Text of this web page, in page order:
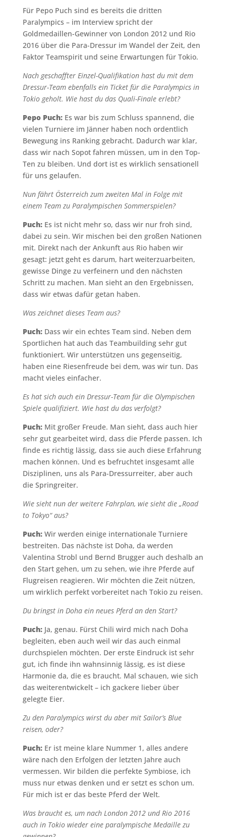
Für Pepo Puch sind es bereits die dritten
Paralympics – im Interview spricht der
Goldmedaillen-Gewinner von London 2012 und Rio
2016 über die Para-Dressur im Wandel der Zeit, den
Faktor Teamspirit und seine Erwartungen für Tokio.
Nach geschaffter Einzel-Qualifikation hast du mit dem
Dressur-Team ebenfalls ein Ticket für die Paralympics in
Tokio geholt. Wie hast du das Quali-Finale erlebt?
Pepo Puch:Es war bis zum Schluss spannend, die
vielen Turniere im Jänner haben noch ordentlich
Bewegung ins Ranking gebracht. Dadurch war klar,
dass wir nach Sopot fahren müssen, um in den Top-
Ten zu bleiben. Und dort ist es wirklich sensationell
für uns gelaufen.
Nun fährt Österreich zum zweiten Mal in Folge mit
einem Team zu Paralympischen Sommerspielen?
Puch:Es ist nicht mehr so, dass wir nur froh sind,
dabei zu sein. Wir mischen bei den großen Nationen
mit. Direkt nach der Ankunft aus Rio haben wir
gesagt: jetzt geht es darum, hart weiterzuarbeiten,
gewisse Dinge zu verfeinern und den nächsten
Schritt zu machen. Man sieht an den Ergebnissen,
dass wir etwas dafür getan haben.
Was zeichnet dieses Team aus?
Puch:Dass wir ein echtes Team sind. Neben dem
Sportlichen hat auch das Teambuilding sehr gut
funktioniert. Wir unterstützen uns gegenseitig,
haben eine Riesenfreude bei dem, was wir tun. Das
macht vieles einfacher.
Es hat sich auch ein Dressur-Team für die Olympischen
Spiele qualifiziert. Wie hast du das verfolgt?
Puch:Mit großer Freude. Man sieht, dass auch hier
sehr gut gearbeitet wird, dass die Pferde passen. Ich
finde es richtig lässig, dass sie auch diese Erfahrung
machen können. Und es befruchtet insgesamt alle
Disziplinen, uns als Para-Dressurreiter, aber auch
die Springreiter.
Wie sieht nun der weitere Fahrplan, wie sieht die „Road
to Tokyo“ aus?
Puch:Wir werden einige internationale Turniere
bestreiten. Das nächste ist Doha, da werden
Valentina Strobl und Bernd Brugger auch deshalb an
den Start gehen, um zu sehen, wie ihre Pferde auf
Flugreisen reagieren. Wir möchten die Zeit nützen,
um wirklich perfekt vorbereitet nach Tokio zu reisen.
Du bringst in Doha ein neues Pferd an den Start?
Puch:Ja, genau. Fürst Chili wird mich nach Doha
begleiten, eben auch weil wir das auch einmal
durchspielen möchten. Der erste Eindruck ist sehr
gut, ich finde ihn wahnsinnig lässig, es ist diese
Harmonie da, die es braucht. Mal schauen, wie sich
das weiterentwickelt – ich gackere lieber über
gelegte Eier.
Zu den Paralympics wirst du aber mit Sailor’s Blue
reisen, oder?
Puch:Er ist meine klare Nummer 1, alles andere
wäre nach den Erfolgen der letzten Jahre auch
vermessen. Wir bilden die perfekte Symbiose, ich
muss nur etwas denken und er setzt es schon um.
Für mich ist er das beste Pferd der Welt.
Was braucht es, um nach London 2012 und Rio 2016
auch in Tokio wieder eine paralympische Medaille zu